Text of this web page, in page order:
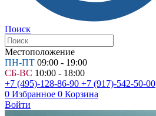
Поиск
Местоположение
ПН-ПТ 09:00 - 19:00
СБ-ВС 10:00 - 18:00
+7 (495)-128-86-90 +7 (917)-542-50-00
0 Избранное 0 Корзина
Войти